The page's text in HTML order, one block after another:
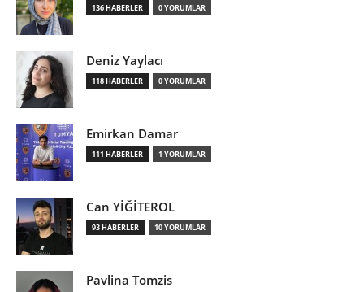
136 HABERLER 0 YORUMLAR
Deniz Yaylacı
118 HABERLER 0 YORUMLAR
Emirkan Damar
111 HABERLER 1 YORUMLAR
Can YİĞİTEROL
93 HABERLER 10 YORUMLAR
Pavlina Tomzis